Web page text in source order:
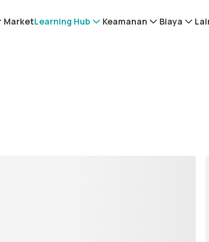
MarketLearning Hub Keamanan Biaya